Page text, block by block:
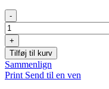
Låg
til
kaffebæger
ø9
plast
hvid
antal
-
+
Tilføj til kurv
Sammenlign
Print Send til en ven